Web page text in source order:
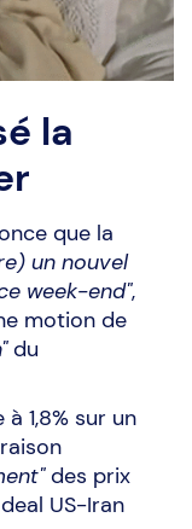
la
que la
un nouvel
week-end",
motion de
du
1,8% sur un
des prix
US-Iran